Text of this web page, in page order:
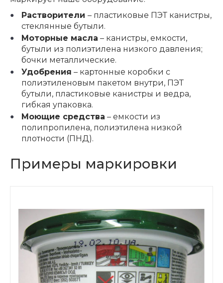
Растворители – пластиковые ПЭТ канистры,
стеклянные бутыли.
Моторные масла – канистры, емкости,
бутыли из полиэтилена низкого давления;
бочки металлические.
Удобрения – картонные коробки с
полиэтиленовым пакетом внутри, ПЭТ
бутыли, пластиковые канистры и ведра,
гибкая упаковка.
Моющие средства – емкости из
полипропилена, полиэтилена низкой
плотности (ПНД).
Примеры маркировки